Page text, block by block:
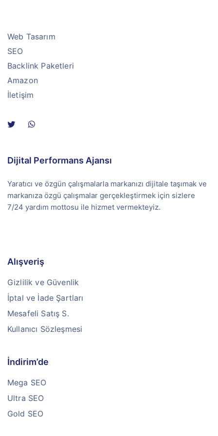
Web Tasarım
SEO
Backlink Paketleri
Amazon
İletişim
Dijital Performans Ajansı
Yaratıcı ve özgün çalışmalarla markanızı dijitale taşımak ve
markanıza özgü çalışmalar gerçekleştirmek için sizlere
7/24 yardım mottosu ile hizmet vermekteyiz.
Alışveriş
Gizlilik ve Güvenlik
İptal ve İade Şartları
Mesafeli Satış S.
Kullanıcı Sözleşmesi
İndirim’de
Mega SEO
Ultra SEO
Gold SEO